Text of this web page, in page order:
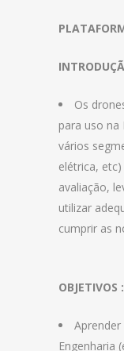
Os
para uso na
vários
elétrica,
avaliação,
utilizar
cumprir as
OBJETIVOS :
Engenharia